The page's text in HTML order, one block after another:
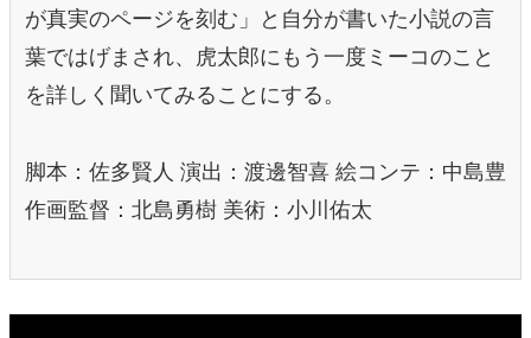
が真実のページを刻む」と自分が書いた小説の言
葉ではげまされ、虎太郎にもう一度ミーコのこと
を詳しく聞いてみることにする。
脚本：佐多賢人 演出：渡邊智喜 絵コンテ：中島豊
作画監督：北島勇樹 美術：小川佑太